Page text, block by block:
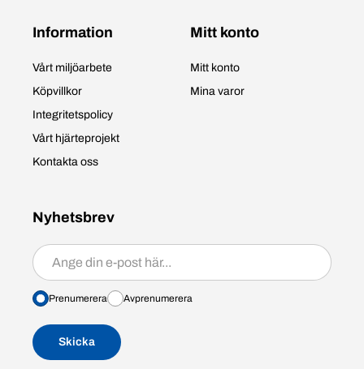
Information
Vårt miljöarbete
Köpvillkor
Integritetspolicy
Vårt hjärteprojekt
Kontakta oss
Mitt konto
Mitt konto
Mina varor
Nyhetsbrev
Prenumerera/avprenumerera
Prenumerera Avprenumerera
Skicka